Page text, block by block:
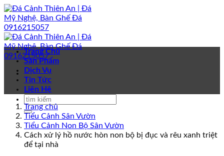
Bỏ
qua
nội
dung
Trang Chủ
Sản Phẩm
Dịch Vụ
Tin Tức
Liên Hệ
Trang chủ
Tiểu Cảnh Sân Vườn
Tiểu Cảnh Non Bộ Sân Vườn
Cách xử lý hồ nước hòn non bộ bị đục và rêu xanh triệt
để tại nhà